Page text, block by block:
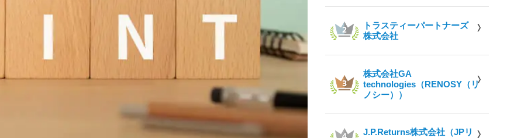
トラスティーパートナーズ
株式会社
株式会社GA
technologies（RENOSY（リ
ノシー））
J.P.Returns株式会社（JPリ